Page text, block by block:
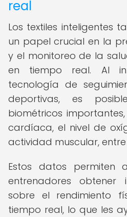
real
Los textiles inteligentes
un papel crucial en la
y el monitoreo de la
en tiempo real. Al
tecnología de
deportivas, es
biométricos
cardíaca, el nivel de
actividad muscular,
Estos datos permiten
entrenadores obtener
sobre el rendimiento
tiempo real, lo que les